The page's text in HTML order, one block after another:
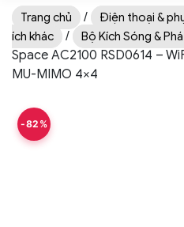
Trang chủ / Điện thoại &
ích khác
/ Bộ Kích Sóng &
Space AC2100 RSD0614 –
MU-MIMO 4×4
-82%